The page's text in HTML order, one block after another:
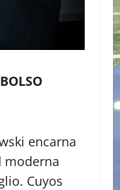
encarna
moderna
Cuyos